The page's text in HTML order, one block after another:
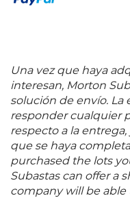
Museo Universitario
Cervantino, entre
que crean y firman
interdisciplinarias:
y "Sherwin Williams".
Una vez que haya
interesan, Morton
solución de envío. La
responder cualquier
respecto a la
que se haya
purchased the lots
Subastas can offer a
company will be able